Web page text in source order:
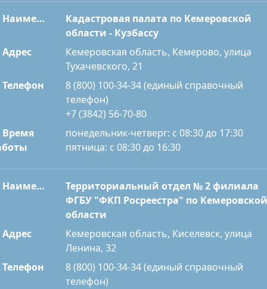
Наименование
Кадастровая палата по Кемеровской
области - Кузбассу
Адрес
Кемеровская область, Кемерово, улица
Тухачевского, 21
Телефон
8 (800) 100-34-34 (единый справочный
телефон)
+7 (3842) 56-70-80
Время
понедельник-четверг: с 08:30 до 17:30
пятница: с 08:30 до 16:30
Наименование
Территориальный отдел № 2 филиала
ФГБУ "ФКП Росреестра" по Кемеровской
области
Адрес
Кемеровская область, Киселевск, улица
Ленина, 32
Телефон
8 (800) 100-34-34 (единый справочный
телефон)